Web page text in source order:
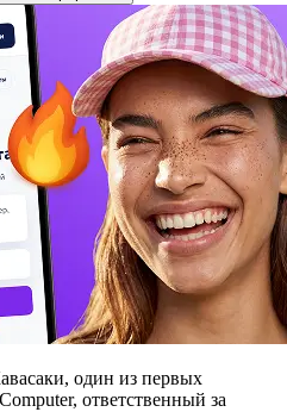
один из первых
ответственный за